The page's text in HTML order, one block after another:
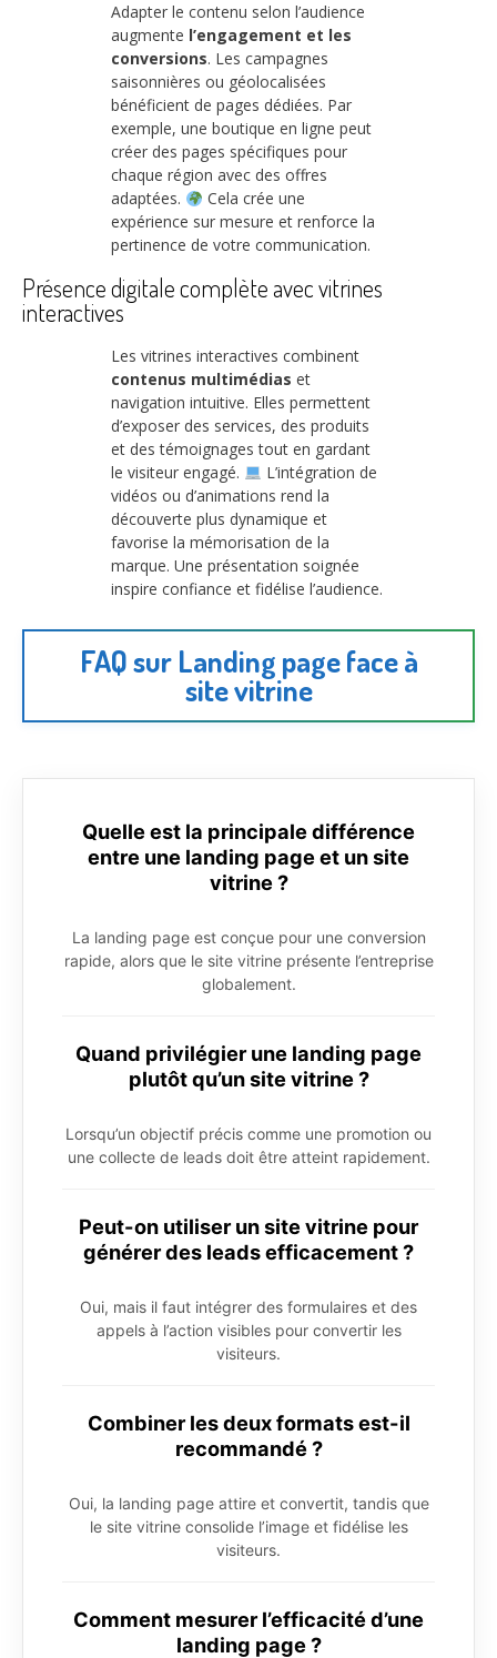
Adapter le contenu selon l’audience
augmente l’engagement et les
conversions. Les campagnes
saisonnières ou géolocalisées
bénéficient de pages dédiées. Par
exemple, une boutique en ligne peut
créer des pages spécifiques pour
chaque région avec des offres
adaptées.
Cela crée une
expérience sur mesure et renforce la
pertinence de votre communication.
Présence digitale complète avec vitrines
interactives
Les vitrines interactives combinent
contenus multimédias et
navigation intuitive. Elles permettent
d’exposer des services, des produits
et des témoignages tout en gardant
le visiteur engagé.
L’intégration de
vidéos ou d’animations rend la
découverte plus dynamique et
favorise la mémorisation de la
marque. Une présentation soignée
inspire confiance et fidélise l’audience.
FAQ sur Landing page face à
site vitrine
Quelle est la principale différence
entre une landing page et un site
vitrine ?
La landing page est conçue pour une conversion
rapide, alors que le site vitrine présente l’entreprise
globalement.
Quand privilégier une landing page
plutôt qu’un site vitrine ?
Lorsqu’un objectif précis comme une promotion ou
une collecte de leads doit être atteint rapidement.
Peut-on utiliser un site vitrine pour
générer des leads efficacement ?
Oui, mais il faut intégrer des formulaires et des
appels à l’action visibles pour convertir les
visiteurs.
Combiner les deux formats est-il
recommandé ?
Oui, la landing page attire et convertit, tandis que
le site vitrine consolide l’image et fidélise les
visiteurs.
Comment mesurer l’efficacité d’une
landing page ?